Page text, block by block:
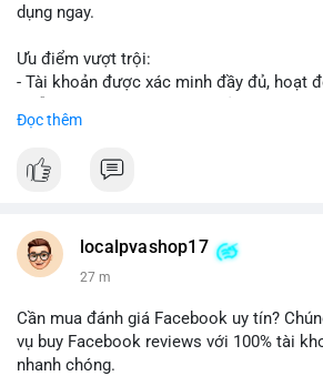
dụng ngay.
Ưu điểm vượt trội:
- Tài khoản được xác minh đầy đủ, hoạt
- Giao dịch an toàn, bảo mật thông tin.
Đặt hàng ngay hôm nay để nhận ưu đãi
- WhatsApp: +1 (66
215-8938
- Telegram: @localpvashop
Đừng bỏ lỡ cơ hội sở hữu tài khoản
tốt. Liên hệ ngay!
Đọc thêm
localpvashop17
27 m
Cần mua đánh giá Facebook uy tín?
vụ buy Facebook reviews với 100% tài
nhanh chóng.